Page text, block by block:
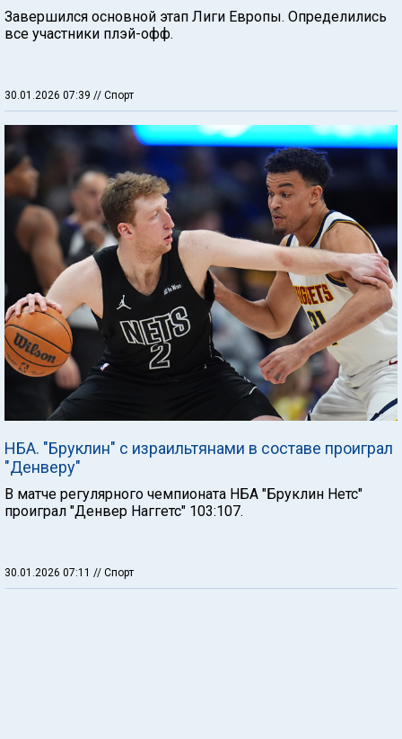
Завершился основной этап Лиги Европы. Определились
все участники плэй-офф.
30.01.2026 07:39 // Спорт
НБА. "Бруклин" с израильтянами в составе проиграл
"Денверу"
В матче регулярного чемпионата НБА "Бруклин Нетс"
проиграл "Денвер Наггетс" 103:107.
30.01.2026 07:11 // Спорт